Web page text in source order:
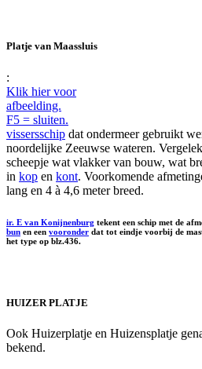
Platje van Maassluis
:
Klik hier voor
afbeelding.
F5 = sluiten.
vissersschip dat ondermeer gebruikt
noordelijke Zeeuwse wateren.
scheepje wat vlakker van bouw, wat
in kop en kont. Voorkomende
lang en 4 à 4,6 meter breed.
ir. E van Konijnenburg tekent een schip met de
bun en een vooronder dat tot eindje voorbij de
het type op blz.436.
HUIZER PLATJE
Ook Huizerplatje en Huizensplatje
bekend.